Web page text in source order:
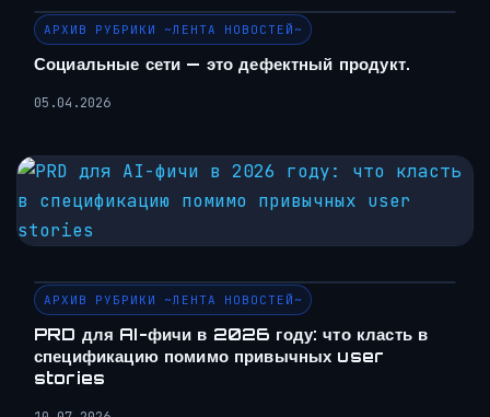
АРХИВ РУБРИКИ ~ЛЕНТА НОВОСТЕЙ~
Социальные сети — это дефектный продукт.
05.04.2026
АРХИВ РУБРИКИ ~ЛЕНТА НОВОСТЕЙ~
PRD для AI-фичи в 2026 году: что класть в
спецификацию помимо привычных user
stories